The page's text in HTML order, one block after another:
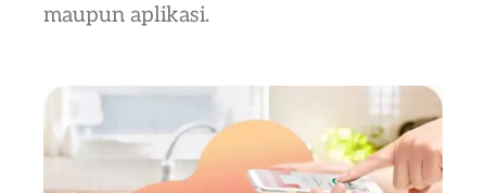
maupun aplikasi.